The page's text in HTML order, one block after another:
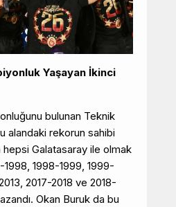
Yaşayan İkinci
bulunan Teknik
alandaki rekorun sahibi
hepsi Galatasaray ile olmak
1998-1999, 1999-
2017-2018 ve 2018-
Okan Buruk da bu